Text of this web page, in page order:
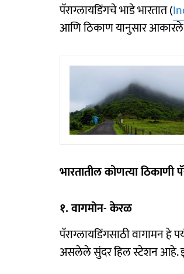
पॅराग्लायडिंगचे भाडे भारतात (
आणि ठिकाण यानुसार आकारले
भारतातील कोणत्या ठिकाणी
१. वागमोन- केरळ
पॅराग्लायडिंगसाठी वागामन
असलेले सुंदर हिल स्टेशन आहे.